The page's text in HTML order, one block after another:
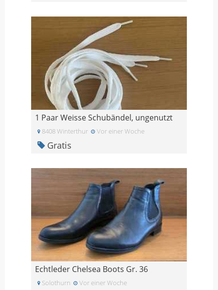
1 Paar Weisse Schubändel, ungenutzt
8408 Winterthur Vor einer Woche
Gratis
Echtleder Chelsea Boots Gr. 36
Solothurn Vor einer Woche